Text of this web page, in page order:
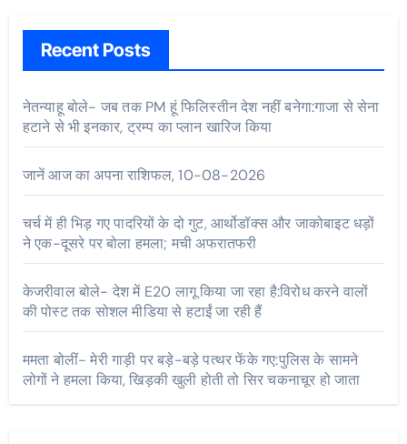
Recent Posts
नेतन्याहू बोले- जब तक PM हूं फिलिस्तीन देश नहीं बनेगा:गाजा से सेना
हटाने से भी इनकार, ट्रम्प का प्लान खारिज किया
जानें आज का अपना राशिफल, 10-08-2026
चर्च में ही भिड़ गए पादरियों के दो गुट, आर्थोडॉक्स और जाकोबाइट धड़ों
ने एक-दूसरे पर बोला हमला; मची अफरातफरी
केजरीवाल बोले- देश में E20 लागू किया जा रहा है:विरोध करने वालों
की पोस्ट तक सोशल मीडिया से हटाईं जा रही हैं
ममता बोलीं- मेरी गाड़ी पर बड़े-बड़े पत्थर फेंके गए:पुलिस के सामने
लोगों ने हमला किया, खिड़की खुली होती तो सिर चकनाचूर हो जाता